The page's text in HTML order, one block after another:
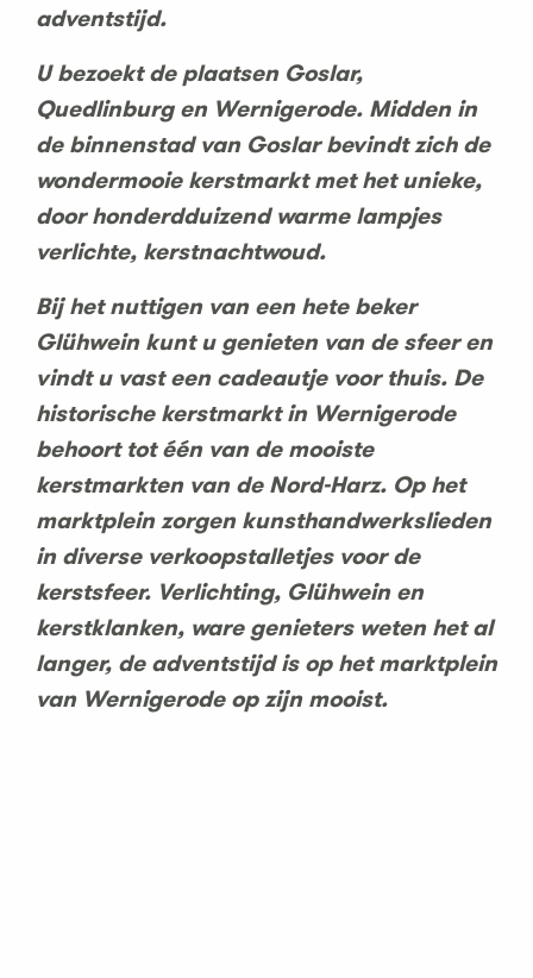
adventstijd.
U bezoekt de plaatsen Goslar,
Quedlinburg en Wernigerode. Midden in
de binnenstad van Goslar bevindt zich de
wondermooie kerstmarkt met het unieke,
door honderdduizend warme lampjes
verlichte, kerstnachtwoud.
Bij het nuttigen van een hete beker
Glühwein kunt u genieten van de sfeer en
vindt u vast een cadeautje voor thuis. De
historische kerstmarkt in Wernigerode
behoort tot één van de mooiste
kerstmarkten van de Nord-Harz. Op het
marktplein zorgen kunsthandwerkslieden
in diverse verkoopstalletjes voor de
kerstsfeer. Verlichting, Glühwein en
kerstklanken, ware genieters weten het al
langer, de adventstijd is op het marktplein
van Wernigerode op zijn mooist.